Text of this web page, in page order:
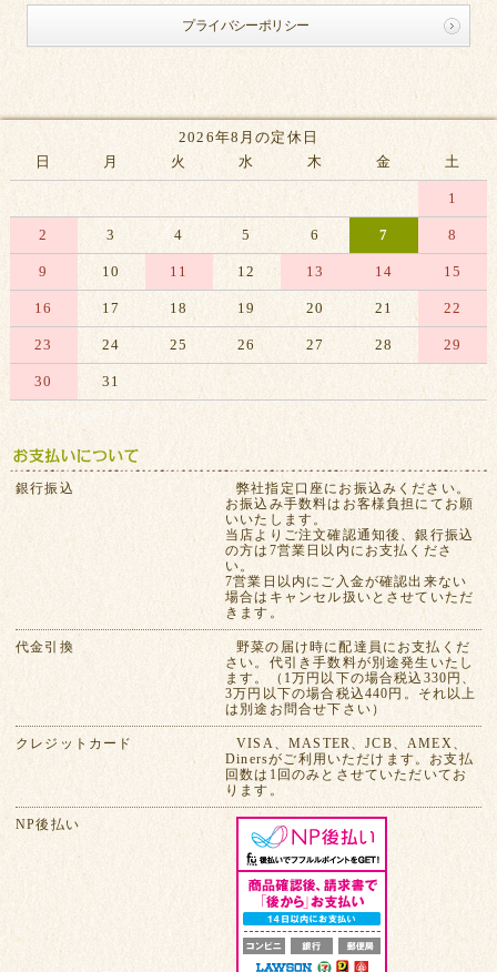
プライバシーポリシー
2026年8月の定休日
日
月 火 水 木 金 土
1
2 3 4 5 6 7 8
9 10 11 12 13 14 15
16 17 18 19 20 21 22
23 24 25 26 27 28 29
30 31
※赤字は休業日です
銀行振込
弊社指定口座にお振込みください。
お振込み手数料はお客様負担にてお願
いいたします。
当店よりご注文確認通知後、銀行振込
の方は7営業日以内にお支払くださ
い。
7営業日以内にご入金が確認出来ない
場合はキャンセル扱いとさせていただ
きます。
代金引換
野菜の届け時に配達員にお支払くだ
さい。代引き手数料が別途発生いたし
ます。（1万円以下の場合税込330円、
3万円以下の場合税込440円。それ以上
は別途お問合せ下さい）
クレジットカード
VISA、MASTER、JCB、AMEX、
Dinersがご利用いただけます。お支払
回数は1回のみとさせていただいてお
ります。
NP後払い